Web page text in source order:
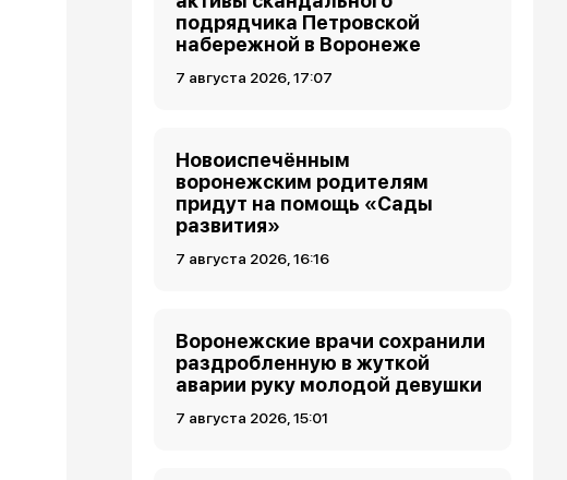
подрядчика Петровской
набережной в Воронеже
7 августа 2026, 17:07
Новоиспечённым
воронежским родителям
придут на помощь «Сады
развития»
7 августа 2026, 16:16
Воронежские врачи сохранили
раздробленную в жуткой
аварии руку молодой девушки
7 августа 2026, 15:01